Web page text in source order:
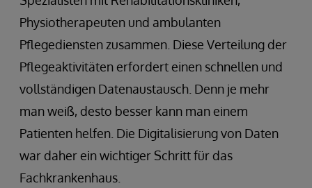
Physiotherapeuten und ambulanten
Pflegediensten zusammen. Diese Verteilung der
Pflegeaktivitäten erfordert einen schnellen und
vollständigen Datenaustausch. Denn je mehr
man weiß, desto besser kann man einem
Patienten helfen. Die Digitalisierung von Daten
war daher ein wichtiger Schritt für das
Fachkrankenhaus.